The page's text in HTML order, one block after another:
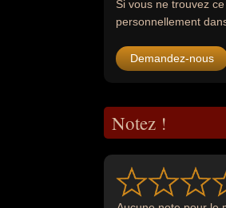
Si vous ne trouvez
personnellement
Demandez-nous
Notez !